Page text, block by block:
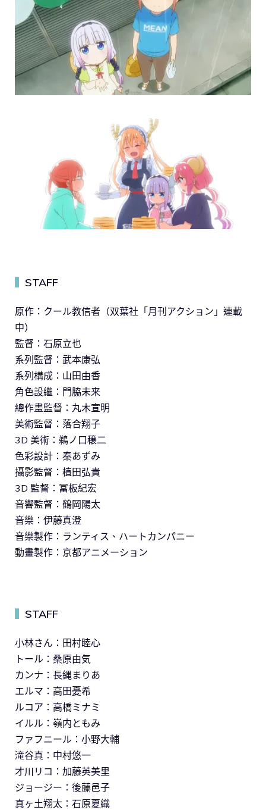
STAFF
原作：クール教信者（双葉社「月刊アクション」連載
中）
監督：石原立也
系列監督：武本康弘
系列構成：山田由香
角色設繼：門脇未来
總作畫監督：丸木宣明
美術監督：落合翔子
3D 美術：鵜ノ口穣二
色彩設計：秦あずみ
攝影監督：植田弘貴
3D 監督：冨板紀宏
音響監督：鶴岡陽太
音樂：伊藤真澄
音樂製作：ランティス、ハートカンパニー
動畫製作：京都アニメーション
STAFF
小林さん：田村睦心
トール：桑原由気
カンナ：長縄まりあ
エルマ：高田憂希
ルコア：高橋ミナミ
イルル：嶺内ともみ
ファフニール：小野大輔
滝谷真：中村悠一
才川リコ：加藤英美里
ジョージー：後藤邑子
真ヶ土翔太：石原夏織